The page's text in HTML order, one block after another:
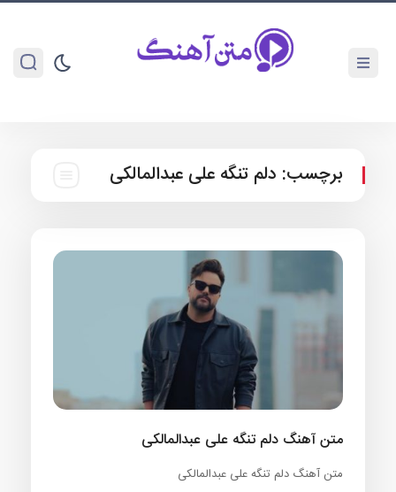
برچسب: دلم تنگه علی عبدالمالکی
متن آهنگ دلم تنگه علی عبدالمالکی
متن آهنگ دلم تنگه علی عبدالمالکی